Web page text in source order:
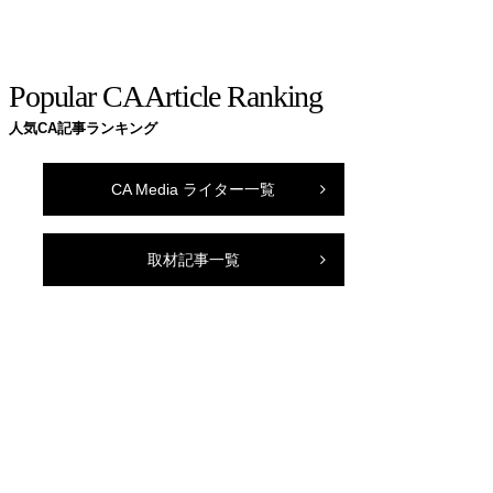
Popular CA Article Ranking
人気CA記事ランキング
CA Media ライター一覧
取材記事一覧